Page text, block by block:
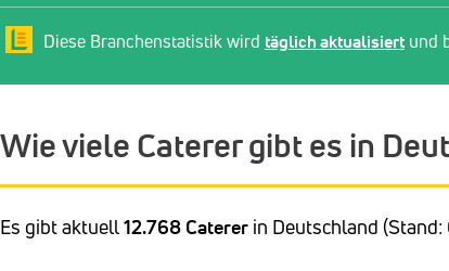
Diese Branchenstatistik wird täglich aktualisiert und
Wie viele Caterer gibt es in
Es gibt aktuell12.768 Caterer in Deutschland